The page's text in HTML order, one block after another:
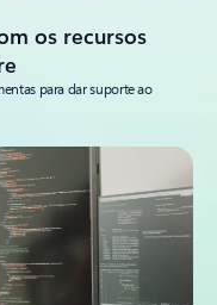
os recursos
para dar suporte ao